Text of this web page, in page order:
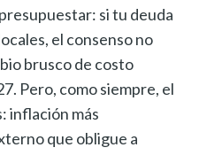
si tu deuda
el consenso no
brusco de costo
Pero, como siempre, el
inflación más
que obligue a